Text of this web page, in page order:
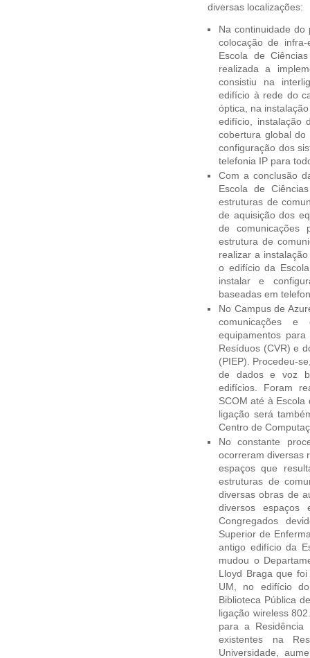
diversas localizações:
Na continuidade
colocação de
Escola de
realizada a
consistiu na
edifício à rede do
óptica, na
edifício, instalação
cobertura global
configuração dos
telefonia IP para
Com a conclusão
Escola de
estruturas de
de aquisição dos
de
estrutura de
realizar a
o edifício da
instalar e
baseadas em
No Campus de
comunicações
equipamentos
Resíduos (CVR) e
(PIEP). Procedeu-
de dados e voz
edifícios. Foram
SCOM até à
ligação será
Centro de
No constante
ocorreram diversas
espaços que
estruturas de
diversas obras de
diversos espaços
Congregados
Superior de
antigo edifício da
mudou o
Lloyd Braga que
UM, no edifício
Biblioteca Pública
ligação wireless
para a
existentes na
Universidade,